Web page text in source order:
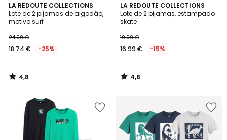
LA REDOUTE COLLECTIONS
Lote de 2 pijamas de algodão,
motivo surf
24.99 €
18.74 € -25%
4,8
/ 5
4,8
/
LA REDOUTE COLLECTIONS
Lote de 2 pijamas, estampado
skate
19.99 €
16.99 € -15%
4,8
/ 5
4,8
/